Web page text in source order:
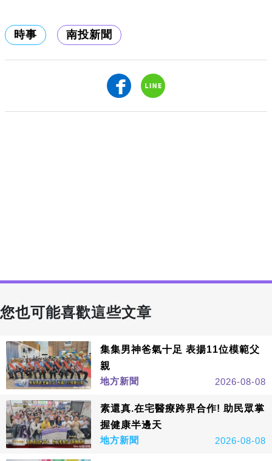
時事 南投新聞
您也可能喜歡這些文章
集集男神爸氣十足 表揚11位模範父
親
地方新聞
2026-08-08
素還真.在宅醫療跨界合作! 助民眾掌
握健康半邊天
地方新聞
2026-08-08